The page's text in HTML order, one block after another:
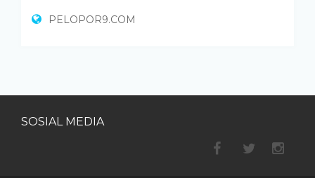
PELOPOR9.COM
SOSIAL MEDIA